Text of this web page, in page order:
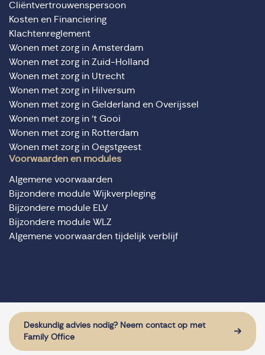
Deskundig advies nodig? Neem contact op met
Family Office
Cliëntvertrouwenspersoon
Kosten en Financiering
Klachtenreglement
Wonen met zorg in Amsterdam
Wonen met zorg in Zuid-Holland
Wonen met zorg in Utrecht
Wonen met zorg in Hilversum
Wonen met zorg in Gelderland en Overijssel
Wonen met zorg in ‘t Gooi
Wonen met zorg in Rotterdam
Wonen met zorg in Oegstgeest
Voorwaarden en modules
Algemene voorwaarden
Bijzondere module Wijkverpleging
Bijzondere module ELV
Bijzondere module WLZ
Algemene voorwaarden tijdelijk verblijf
Website door: Sturdy Digital